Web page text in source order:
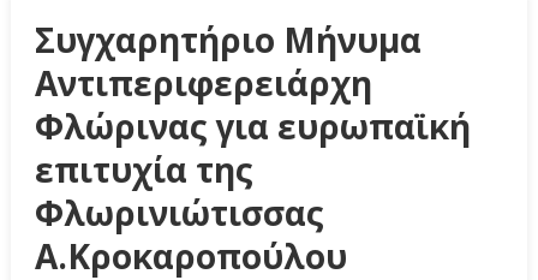
Συγχαρητήριο Μήνυμα
Αντιπεριφερειάρχη
Φλώρινας για ευρωπαϊκή
επιτυχία της
Φλωρινιώτισσας
Α.Κροκαροπούλου